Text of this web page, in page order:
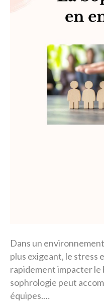
Dans un
plus exigeant, le stress
rapidement impacter le
sophrologie peut
équipes.…